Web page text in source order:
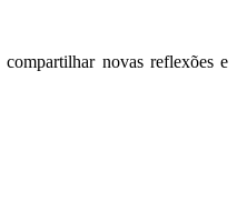
novas reflexões e